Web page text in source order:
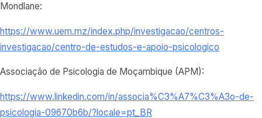
Mondlane:
https://www.uem.mz/index.php/investigacao/centros-
investigacao/centro-de-estudos-e-apoio-psicologico
Associação de Psicologia de Moçambique (APM):
https://www.linkedin.com/in/associa%C3%A7%C3%A3o-de-
psicologia-09670b6b/?locale=pt_BR